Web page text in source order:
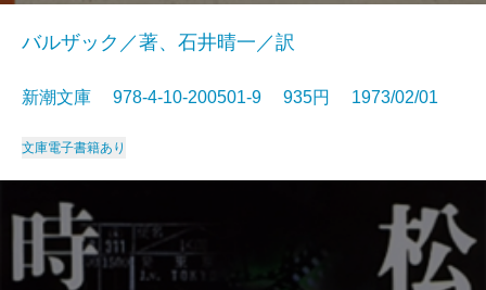
バルザック／著、石井晴一／訳
新潮文庫 978-4-10-200501-9 935円 1973/02/01
文庫電子書籍あり